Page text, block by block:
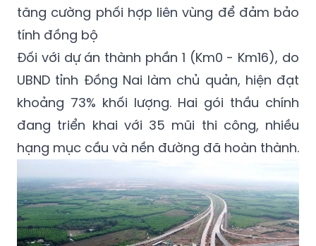
tăng cường phối hợp liên vùng để đảm bảo
tính đồng bộ
Đối với dự án thành phần 1 (Km0 - Km16), do
UBND tỉnh Đồng Nai làm chủ quản, hiện đạt
khoảng 73% khối lượng. Hai gói thầu chính
đang triển khai với 35 mũi thi công, nhiều
hạng mục cầu và nền đường đã hoàn thành.